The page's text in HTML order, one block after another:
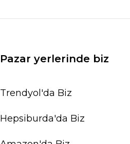
Pazar yerlerinde biz
Trendyol'da Biz
Hepsiburda'da Biz